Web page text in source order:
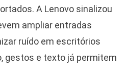
A Lenovo sinalizou
ampliar entradas
ruído em escritórios
gestos e texto já permitem